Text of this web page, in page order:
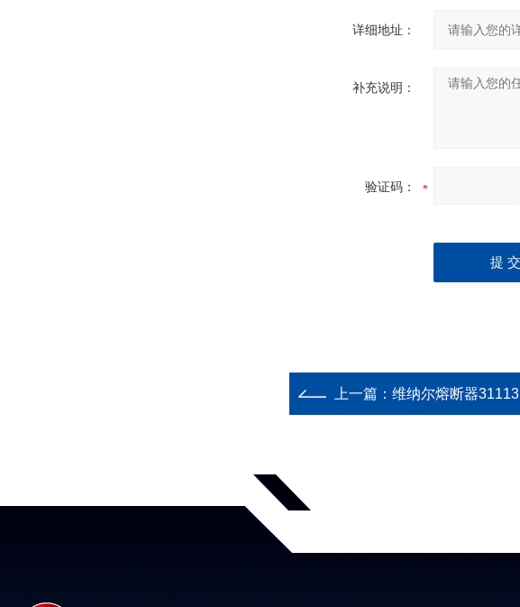
详细地址：
补充说明：
验证码：
上一篇： 维纳尔熔断器31113